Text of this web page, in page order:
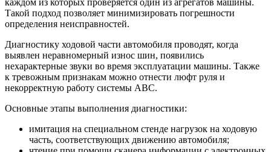
каждом из которых проверяется один из агрегатов машины.
Такой подход позволяет минимизировать погрешности
определения неисправностей.
Диагностику ходовой части автомобиля проводят, когда
выявлен неравномерный износ шин, появились
нехарактерные звуки во время эксплуатации машины. Также
к тревожным признакам можно отнести люфт руля и
некорректную работу системы АВС.
Основные этапы выполнения диагностики:
имитация на специальном стенде нагрузок на ходовую
часть, соответствующих движению автомобиля;